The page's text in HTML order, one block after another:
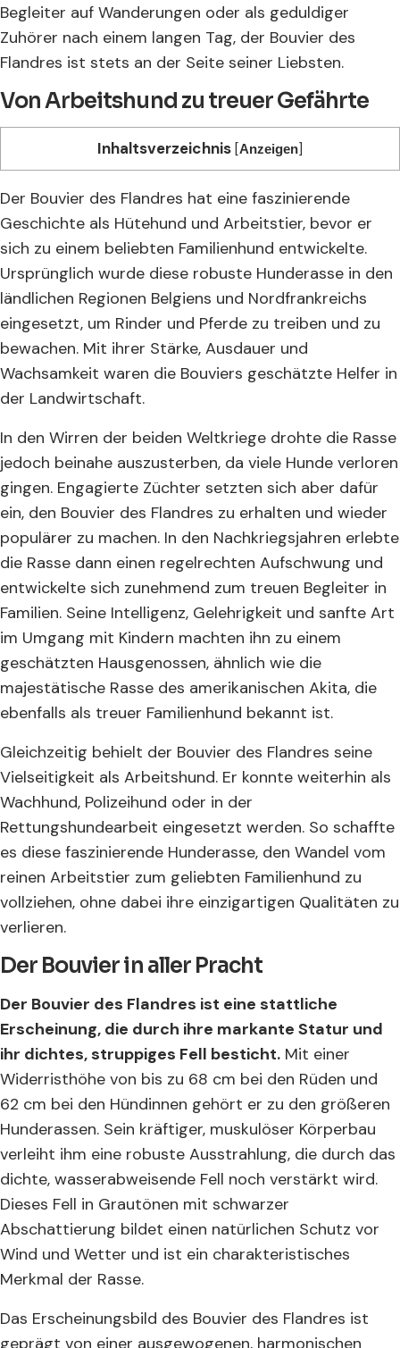
Begleiter auf Wanderungen oder als geduldiger
Zuhörer nach einem langen Tag, der Bouvier des
Flandres ist stets an der Seite seiner Liebsten.
Von Arbeitshund zu treuer Gefährte
Inhaltsverzeichnis [Anzeigen]
Der Bouvier des Flandres hat eine faszinierende
Geschichte als Hütehund und Arbeitstier, bevor er
sich zu einem beliebten Familienhund entwickelte.
Ursprünglich wurde diese robuste Hunderasse in den
ländlichen Regionen Belgiens und Nordfrankreichs
eingesetzt, um Rinder und Pferde zu treiben und zu
bewachen. Mit ihrer Stärke, Ausdauer und
Wachsamkeit waren die Bouviers geschätzte Helfer in
der Landwirtschaft.
In den Wirren der beiden Weltkriege drohte die Rasse
jedoch beinahe auszusterben, da viele Hunde verloren
gingen. Engagierte Züchter setzten sich aber dafür
ein, den Bouvier des Flandres zu erhalten und wieder
populärer zu machen. In den Nachkriegsjahren erlebte
die Rasse dann einen regelrechten Aufschwung und
entwickelte sich zunehmend zum treuen Begleiter in
Familien. Seine Intelligenz, Gelehrigkeit und sanfte Art
im Umgang mit Kindern machten ihn zu einem
geschätzten Hausgenossen, ähnlich wie die
majestätische Rasse des amerikanischen Akita, die
ebenfalls als treuer Familienhund bekannt ist.
Gleichzeitig behielt der Bouvier des Flandres seine
Vielseitigkeit als Arbeitshund. Er konnte weiterhin als
Wachhund, Polizeihund oder in der
Rettungshundearbeit eingesetzt werden. So schaffte
es diese faszinierende Hunderasse, den Wandel vom
reinen Arbeitstier zum geliebten Familienhund zu
vollziehen, ohne dabei ihre einzigartigen Qualitäten zu
verlieren.
Der Bouvier in aller Pracht
Der Bouvier des Flandres ist eine stattliche
Erscheinung, die durch ihre markante Statur und
ihr dichtes, struppiges Fell besticht. Mit einer
Widerristhöhe von bis zu 68 cm bei den Rüden und
62 cm bei den Hündinnen gehört er zu den größeren
Hunderassen. Sein kräftiger, muskulöser Körperbau
verleiht ihm eine robuste Ausstrahlung, die durch das
dichte, wasserabweisende Fell noch verstärkt wird.
Dieses Fell in Grautönen mit schwarzer
Abschattierung bildet einen natürlichen Schutz vor
Wind und Wetter und ist ein charakteristisches
Merkmal der Rasse.
Das Erscheinungsbild des Bouvier des Flandres ist
geprägt von einer ausgewogenen, harmonischen